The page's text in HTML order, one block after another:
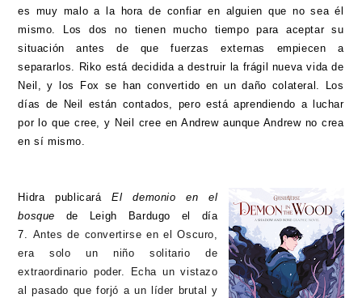
es muy malo a la hora de confiar en alguien que no sea él
mismo. Los dos no tienen mucho tiempo para aceptar su
situación antes de que fuerzas externas empiecen a
separarlos. Riko está decidida a destruir la frágil nueva vida de
Neil, y los Fox se han convertido en un daño colateral. Los
días de Neil están contados, pero está aprendiendo a luchar
por lo que cree, y Neil cree en Andrew aunque Andrew no crea
en sí mismo.
Hidra publicaráEl demonio en el
bosque de Leigh Bardugo el día
7. Antes de convertirse en el Oscuro,
era solo un niño solitario de
extraordinario poder. Echa un vistazo
al pasado que forjó a un líder brutal y